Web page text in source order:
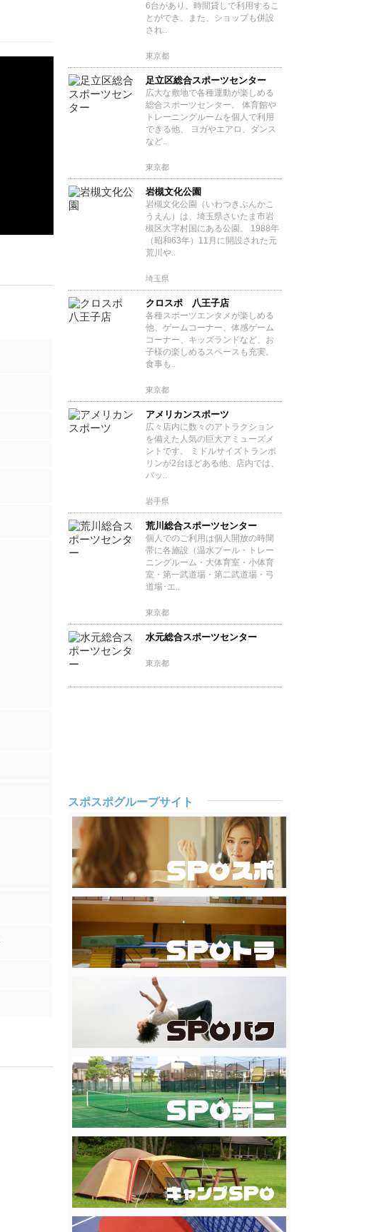
6台があり、時間貸しで利用するこ
とができ、また、ショップも併設
され..
東京都
足立区総合スポーツセンター
広大な敷地で各種運動が楽しめる
総合スポーツセンター。 体育館や
トレーニングルームを個人で利用
できる他、 ヨガやエアロ、ダンス
など..
東京都
岩槻文化公園
岩槻文化公園（いわつきぶんかこ
うえん）は、埼玉県さいたま市岩
槻区大字村国にある公園。 1988年
（昭和63年）11月に開設された元
荒川や..
埼玉県
クロスポ 八王子店
各種スポーツエンタメが楽しめる
他、ゲームコーナー、体感ゲーム
コーナー、キッズランドなど、お
子様の楽しめるスペースも充実。
食事も..
東京都
アメリカンスポーツ
広々店内に数々のアトラクション
を備えた人気の巨大アミューズメ
ントです。 ミドルサイズトランポ
リンが2台ほどある他、店内では、
バッ..
岩手県
荒川総合スポーツセンター
個人でのご利用は個人開放の時間
帯に各施設（温水プール・トレー
ニングルーム・大体育室・小体育
室・第一武道場・第二武道場・弓
道場･エ..
東京都
水元総合スポーツセンター
東京都
スポスポグループサイト